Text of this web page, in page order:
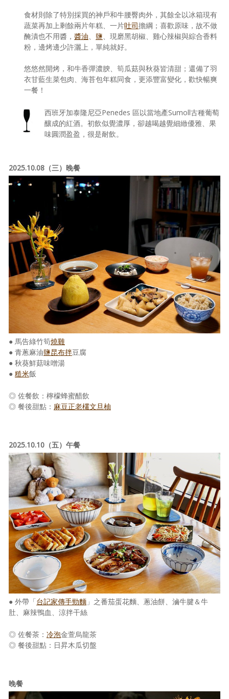
食材則除了特別採買的神戶和牛腰臀肉外，其餘全以冰箱現有
蔬菜再加上剩餘兩片年糕、一片吐司擔綱；喜歡原味，故不做
醃漬也不用醬， 醬油、 鹽、現磨黑胡椒、雞心辣椒與綜合香料
粉，邊烤邊少許灑上，單純就好。
悠悠然開烤，和牛香彈濃腴、筍瓜菇與秋葵皆清甜；還備了羽
衣甘藍生菜包肉、海苔包年糕同食，更添豐富變化，歡快暢爽
一餐！
西班牙加泰隆尼亞Penedes 區以當地產Sumoll古種葡萄
釀成的紅酒。初飲似覺濃厚，卻越喝越覺細緻優雅、果
味圓潤盈盈，很是耐飲。
2025.10.08（三）晚餐
● 馬告綠竹筍燒雞
● 青蔥麻油鹽昆布拌豆腐
● 秋葵鮮菇味噌湯
● 糙米飯
◎ 佐餐飲：檸檬蜂蜜醋飲
◎ 餐後甜點： 麻豆正老欉文旦柚
2025.10.10（五）午餐
● 外帶「台記家傳手勁麵 」之番茄蛋花麵、蔥油餅、滷牛腱＆牛
肚、麻辣鴨血、涼拌干絲
◎ 佐餐茶： 冷泡金萱烏龍茶
◎ 餐後甜點：日昇木瓜切盤
晚餐